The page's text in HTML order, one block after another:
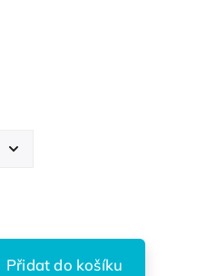
Přidat do košíku